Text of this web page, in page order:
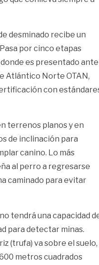
desminado recibe un
por cinco etapas
es presentado ante
Atlántico Norte OTAN,
con
terrenos planos y en
de inclinación para
canino. Lo más
al perro a regresarse
caminado para evitar
tendrá una capacidad
para detectar minas.
(trufa) va sobre el suelo,
metros cuadrados